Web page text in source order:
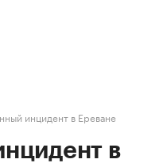
инцидент в Ереване
в